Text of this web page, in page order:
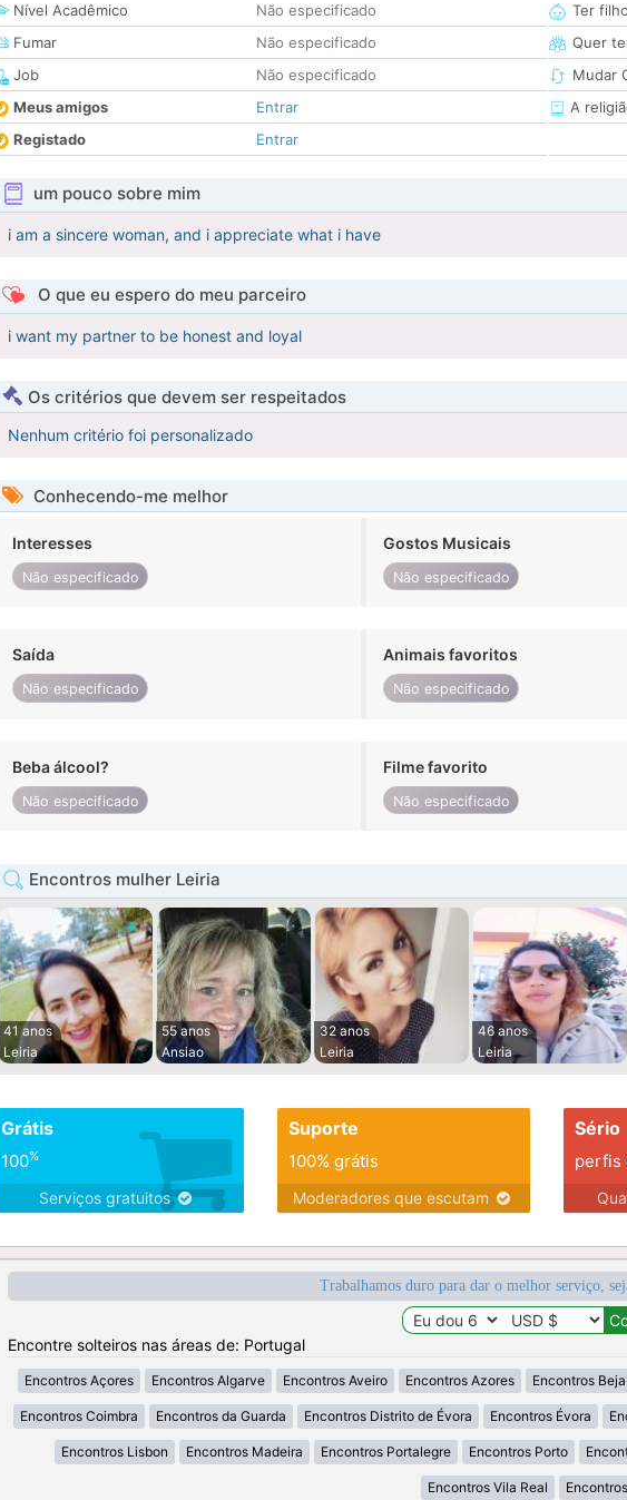
Nível Acadêmico
Não especificado
Fumar
Não especificado
Job
Não especificado
Meus amigos
Entrar
Registado
Entrar
Ter
Quer
Mudar
A
um pouco sobre mim
i am a sincere woman, and i appreciate what i have
O que eu espero do meu parceiro
i want my partner to be honest and loyal
Os critérios que devem ser respeitados
Nenhum critério foi personalizado
Conhecendo-me melhor
Interesses
Não especificado
Gostos Musicais
Não especificado
Saída
Não especificado
Animais favoritos
Não especificado
Beba álcool?
Não especificado
Filme favorito
Não especificado
Encontros mulher Leiria
41 anos
Leiria
55 anos
Ansiao
32 anos
Leiria
46 anos
Leiria
Grátis
100%
Serviços gratuitos
Suporte
100% grátis
Moderadores que escutam
Sério
perfis
Trabalhamos duro para dar o melhor serviço,
Encontre solteiros nas áreas de: Portugal
Encontros Açores Encontros Algarve Encontros Aveiro Encontros Azores Encontros Beja
Encontros Coimbra Encontros da Guarda Encontros Distrito de Évora Encontros Évora
Encontros Lisbon Encontros Madeira Encontros Portalegre Encontros Porto
Encontros Vila Real